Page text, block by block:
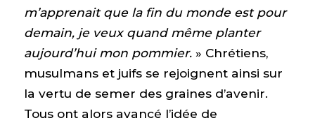
m’apprenait que la fin du monde est pour
demain, je veux quand même planter
aujourd’hui mon pommier. » Chrétiens,
musulmans et juifs se rejoignent ainsi sur
la vertu de semer des graines d’avenir.
Tous ont alors avancé l’idée de